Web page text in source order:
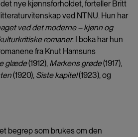
nye kjønnsforholdet, forteller Britt
ved NTNU. Hun har
ved det moderne – kjønn og
romaner. I boka har hun
fra Knut Hamsuns
glæde(1912), Markens grøde(1917),
(1920), Siste kapitel(1923), og
begrep som brukes om den